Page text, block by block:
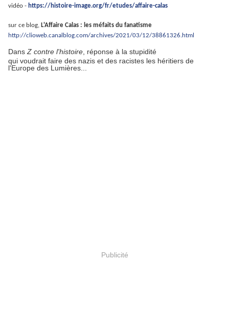
vidéo - https://histoire-image.org/fr/etudes/affaire-calas
sur ce blog, L'Affaire Calas : les méfaits du fanatisme
http://clioweb.canalblog.com/archives/2021/03/12/38861326.html
DansZ contre l'histoire, réponse à la stupidité
qui voudrait faire des nazis et des racistes les héritiers de
l'Europe des Lumières...
Publicité